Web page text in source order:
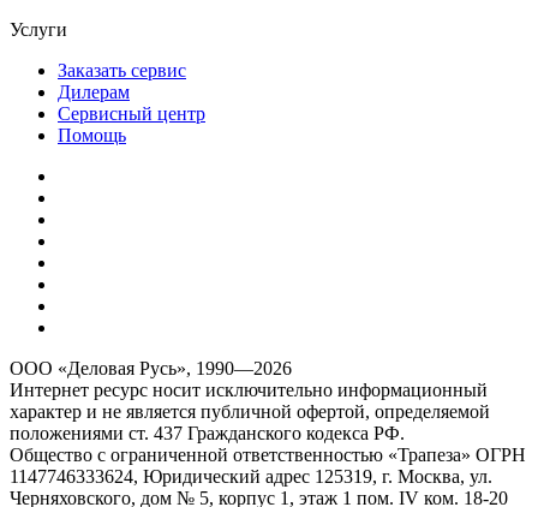
Услуги
Заказать сервис
Дилерам
Сервисный центр
Помощь
ООО «Деловая Русь», 1990—2026
Интернет ресурс носит исключительно информационный
характер и не является публичной офертой, определяемой
положениями ст. 437 Гражданского кодекса РФ.
Общество с ограниченной ответственностью «Трапеза» ОГРН
1147746333624, Юридический адрес 125319, г. Москва, ул.
Черняховского, дом № 5, корпус 1, этаж 1 пом. IV ком. 18-20